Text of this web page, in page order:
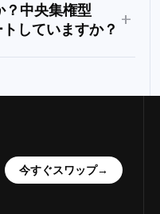
中央集権型
していますか？ +
今すぐスワップ→